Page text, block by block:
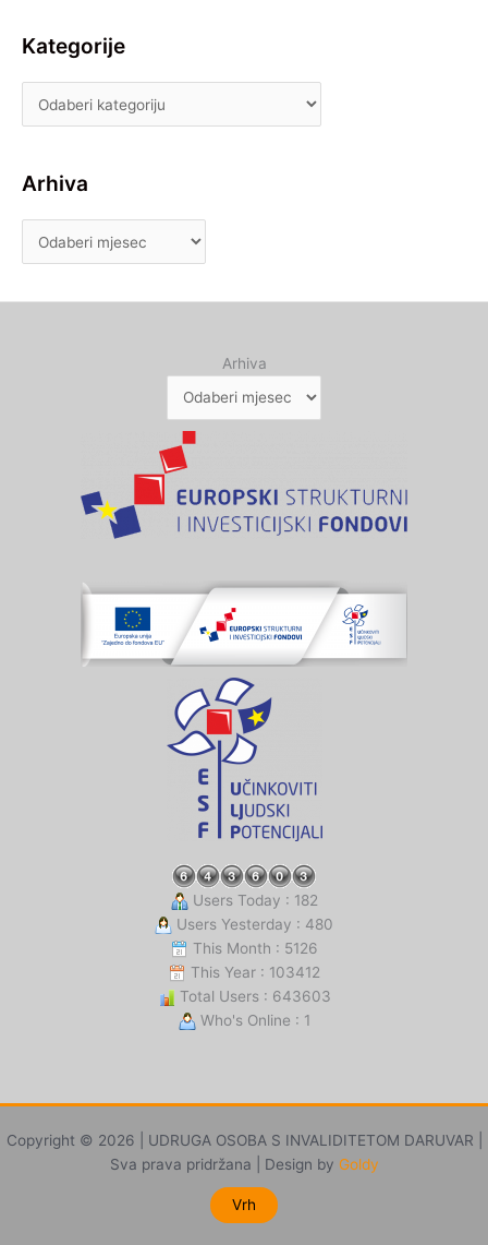
Kategorije
Arhiva
Arhiva
Users Today : 182
Users Yesterday : 480
This Month : 5126
This Year : 103412
Total Users : 643603
Who's Online : 1
Copyright © 2026 | UDRUGA OSOBA S INVALIDITETOM DARUVAR |
Sva prava pridržana | Design by Goldy
Vrh